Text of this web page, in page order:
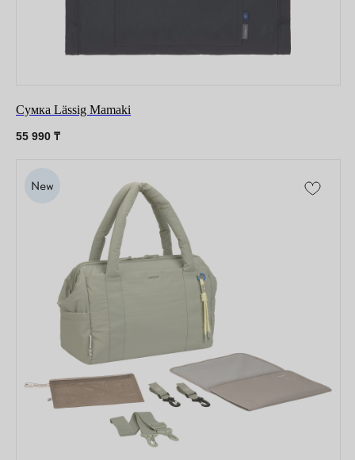
Сумка Lässig Mamaki
55 990 ₸